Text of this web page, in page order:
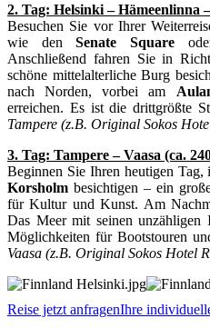
2. Tag: Helsinki – Hämeenlinna
Besuchen Sie vor Ihrer
wie denSenate Square
Anschließend fahren Sie in
schöne mittelalterliche Burg
nach Norden, vorbei am
erreichen. Es ist die drittgrößte
Tampere (z.B. Original Sokos
3. Tag: Tampere – Vaasa (ca.
Beginnen Sie Ihren heutigen
Korsholm besichtigen – ein
für Kultur und Kunst. Am
Das Meer mit seinen unzähligen
Möglichkeiten für Bootstouren
Vaasa (z.B. Original Sokos Hotel
Reise jetzt anfragenIhre